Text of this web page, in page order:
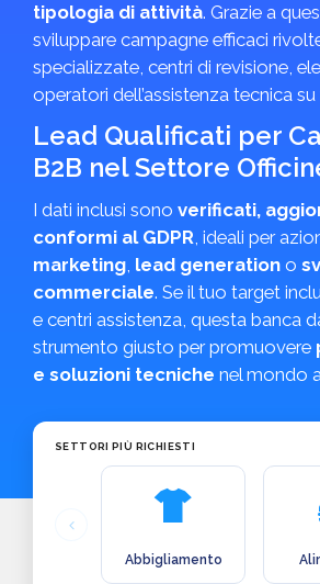
tipologia di attività. Grazie a
sviluppare campagne efficaci
specializzate, centri di revisione,
operatori dell’assistenza tecnica
Lead Qualificati per
B2B nel Settore
I dati inclusi sono verificati,
conformi al GDPR, ideali per
marketing, lead generation o
commerciale. Se il tuo target
e centri assistenza, questa banca
strumento giusto per promuovere
e soluzioni tecniche nel mondo
SETTORI PIÙ RICHIESTI
Abbigliamento